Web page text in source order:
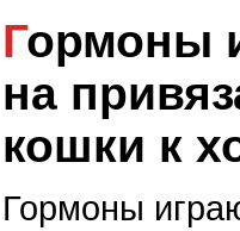
Гормоны и их влияние
на
кошки к
Гормоны